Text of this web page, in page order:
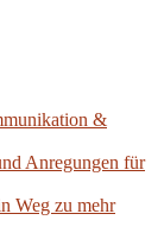
&
Anregungen für
Weg zu mehr